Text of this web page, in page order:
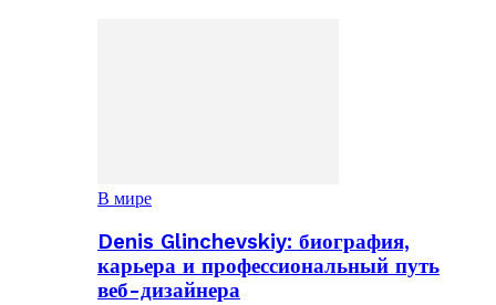
В мире
Denis Glinchevskiy: биография,
карьера и профессиональный путь
веб-дизайнера